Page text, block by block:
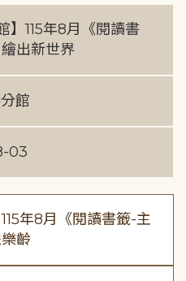
】115年8月《閱讀書
出新世界
館
03
115年8月《閱讀書籤-主
齡